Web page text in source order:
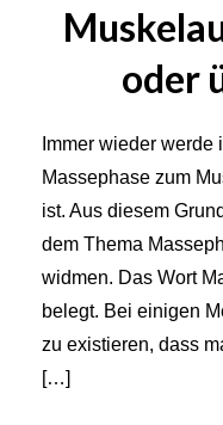
oder
Immer wieder
Massephase zum
ist. Aus diesem
dem Thema
widmen. Das Wort
belegt. Bei einigen
zu existieren, dass
[…]